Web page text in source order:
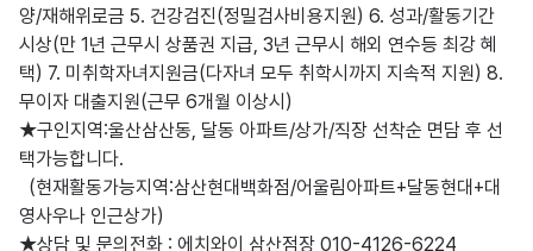
양/재해위로금 5. 건강검진(정밀검사비용지원) 6. 성과/활동기간
시상(만 1년 근무시 상품권 지급, 3년 근무시 해외 연수등 최강 혜
택) 7. 미취학자녀지원금(다자녀 모두 취학시까지 지속적 지원) 8.
무이자 대출지원(근무 6개월 이상시)
★구인지역:울산삼산동, 달동 아파트/상가/직장 선착순 면담 후 선
택가능합니다.
영사우나 인근상가)
★상담 및 문의전화 : 에치와이 삼산점장 010-4126-6224